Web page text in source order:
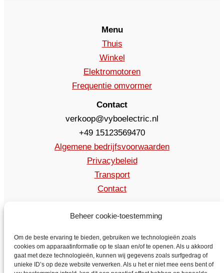
Beheer cookie-toestemming
Om de beste ervaring te bieden, gebruiken we technologieën zoals
cookies om apparaatinformatie op te slaan en/of te openen. Als u akkoord
gaat met deze technologieën, kunnen wij gegevens zoals surfgedrag of
unieke ID’s op deze website verwerken. Als u het er niet mee eens bent of
Menu
Thuis
Winkel
Elektromotoren
Frequentie omvormer
Contact
verkoop@vyboelectric.nl
+49 15123569470
Algemene bedrijfsvoorwaarden
Privacybeleid
Transport
Contact